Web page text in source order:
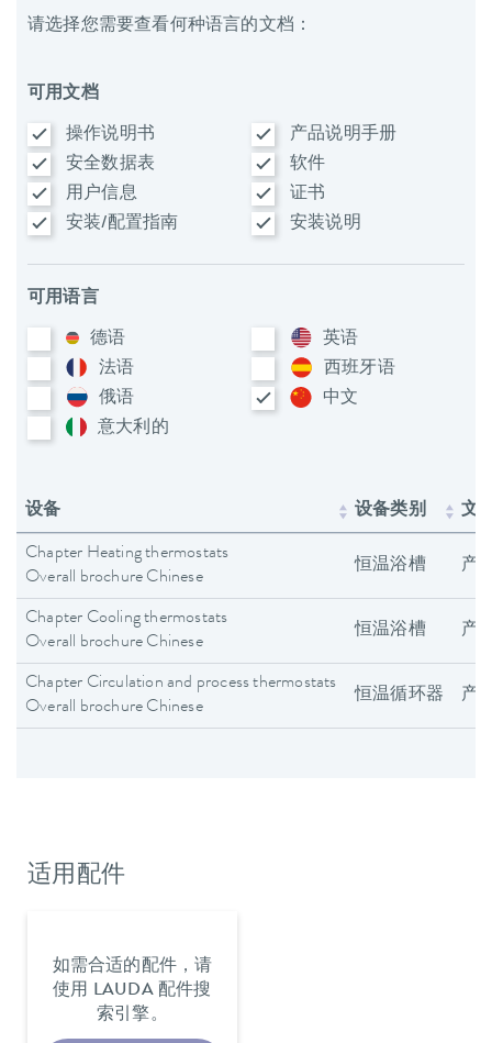
请选择您需要查看何种语言的文档：
可用文档
操作说明书
产品说明手册
安全数据表
软件
用户信息
证书
安装/配置指南
安装说明
可用语言
德语
英语
法语
西班牙语
俄语
中文
意大利​的
设备 设备类别 文
Chapter Heating thermostats
Overall brochure Chinese
恒温浴槽 产
Chapter Cooling thermostats
Overall brochure Chinese
恒温浴槽 产
Chapter Circulation and process thermostats
Overall brochure Chinese
恒温循环器 产
适用配件
如需合适的配件，请
使用 LAUDA 配件搜
索引擎。